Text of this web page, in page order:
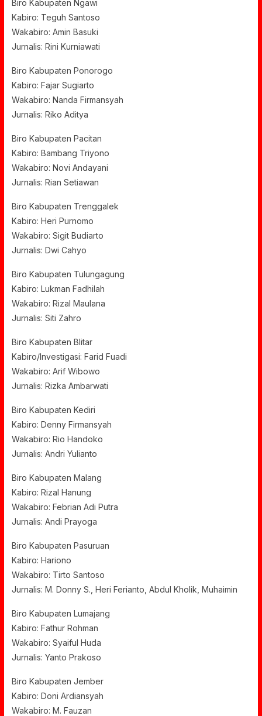
Biro Kabupaten Ngawi
Kabiro: Teguh Santoso
Wakabiro: Amin Basuki
Jurnalis: Rini Kurniawati
Biro Kabupaten Ponorogo
Kabiro: Fajar Sugiarto
Wakabiro: Nanda Firmansyah
Jurnalis: Riko Aditya
Biro Kabupaten Pacitan
Kabiro: Bambang Triyono
Wakabiro: Novi Andayani
Jurnalis: Rian Setiawan
Biro Kabupaten Trenggalek
Kabiro: Heri Purnomo
Wakabiro: Sigit Budiarto
Jurnalis: Dwi Cahyo
Biro Kabupaten Tulungagung
Kabiro: Lukman Fadhilah
Wakabiro: Rizal Maulana
Jurnalis: Siti Zahro
Biro Kabupaten Blitar
Kabiro/Investigasi: Farid Fuadi
Wakabiro: Arif Wibowo
Jurnalis: Rizka Ambarwati
Biro Kabupaten Kediri
Kabiro: Denny Firmansyah
Wakabiro: Rio Handoko
Jurnalis: Andri Yulianto
Biro Kabupaten Malang
Kabiro: Rizal Hanung
Wakabiro: Febrian Adi Putra
Jurnalis: Andi Prayoga
Biro Kabupaten Pasuruan
Kabiro: Hariono
Wakabiro: Tirto Santoso
Jurnalis: M. Donny S., Heri Ferianto, Abdul Kholik, Muhaimin
Biro Kabupaten Lumajang
Kabiro: Fathur Rohman
Wakabiro: Syaiful Huda
Jurnalis: Yanto Prakoso
Biro Kabupaten Jember
Kabiro: Doni Ardiansyah
Wakabiro: M. Fauzan